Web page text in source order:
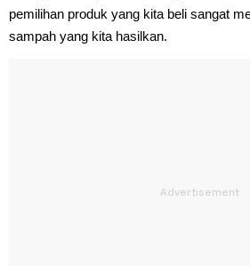
pemilihan produk yang kita beli sangat
sampah yang kita hasilkan.